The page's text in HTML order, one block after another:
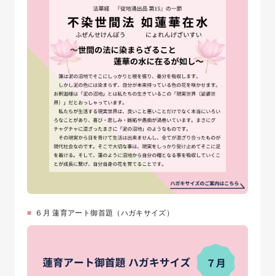
６月 蓮育アート御首題（ハガキサイズ）